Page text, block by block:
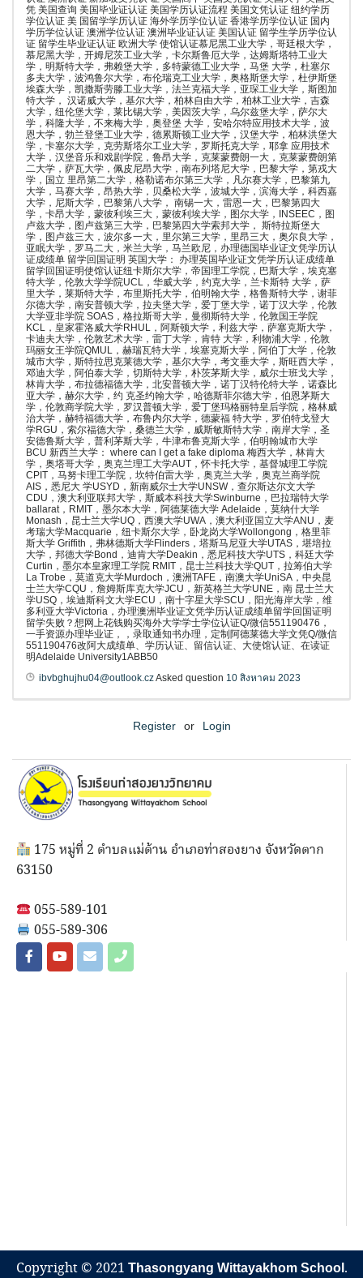
凭 美国查询 美国毕业证认证 美国学历认证流程 美国文凭认证 纽约学历
学位认证 美 国留学学历认证 海外学历学位认证 香港学历学位认证 国内
学历学位认证 澳洲学位认证 澳洲毕业证认证 美国认证 留学生学历学位认
证 留学生毕业证认证 欧洲大学 使馆认证慕尼黑工业大学，哥廷根大学，
慕尼黑大学，开姆尼茨工业大学，卡尔斯鲁厄大学，达姆斯塔特工业大
学，明斯特大学，弗赖堡大学，多特蒙德工业大学，马堡 大学，杜塞尔
多夫大学，波鸿鲁尔大学，布伦瑞克工业大学，奥格斯堡大学，杜伊斯堡
埃森大学，凯撒斯劳滕工业大学，法兰克福大学，亚琛工业大学，斯图加
特大学， 汉诺威大学，基尔大学，柏林自由大学，柏林工业大学，吉森
大学，纽伦堡大学，莱比锡大学，美因茨大学，乌尔兹堡大学，萨尔大
学，科隆大学，不来梅大学，奥登堡 大学，安哈尔特应用技术大学，波
恩大学，勃兰登堡工业大学，德累斯顿工业大学，汉堡大学，柏林洪堡大
学，卡塞尔大学，克劳斯塔尔工业大学，罗斯托克大学，耶拿 应用技术
大学，汉堡音乐和戏剧学院，鲁昂大学，克莱蒙费朗一大，克莱蒙费朗第
二大学，萨瓦大学，佩皮尼昂大学，南布列塔尼大学，巴黎大学，第戎大
学，国立 里昂第二大学，格勒诺布尔第三大学，凡尔赛大学，巴黎第九
大学，马赛大学，昂热大学，贝桑松大学，波城大学，滨海大学，科西嘉
大学，尼斯大学，巴黎第八大学， 南锡一大，雷恩一大，巴黎第四大
学，卡昂大学，蒙彼利埃三大，蒙彼利埃大学，图尔大学，INSEEC，图
卢兹大学，图卢兹第三大学，巴黎第四大学索邦大学， 斯特拉斯堡大
学，图卢兹三大，波尔多一大，里尔第三大学，里昂三大，奥尔良大学，
亚眠大学，罗马二大，米兰大学，马兰欧尼，办理德国毕业证文凭学历认
证成绩单 留学回国证明 英国大学： 办理英国毕业证文凭学历认证成绩单
留学回国证明使馆认证纽卡斯尔大学，帝国理工学院，巴斯大学，埃克塞
特大学，伦敦大学学院UCL，华威大学，约克大学，兰卡斯特 大学，萨
里大学，莱斯特大学，布里斯托大学，伯明翰大学，格鲁斯特大学，谢菲
尔德大学，南安普顿大学，拉夫堡大学，爱丁堡大学，诺丁汉大学，伦敦
大学亚非学院 SOAS，格拉斯哥大学，曼彻斯特大学，伦敦国王学院
KCL，皇家霍洛威大学RHUL，阿斯顿大学，利兹大学，萨塞克斯大学，
卡迪夫大学，伦敦艺术大学，雷丁大学，肯特 大学，利物浦大学，伦敦
玛丽女王学院QMUL，赫瑞瓦特大学，埃塞克斯大学，阿伯丁大学，伦敦
城市大学，斯特拉思克莱德大学，基尔大学，考文垂大学，斯旺西大学，
邓迪大学，阿伯泰大学，切斯特大学，朴茨茅斯大学，威尔士班戈大学，
林肯大学，布拉德福德大学，北安普顿大学，诺丁汉特伦特大学，诺森比
亚大学，赫尔大学，约 克圣约翰大学，哈德斯菲尔德大学，伯恩茅斯大
学，伦敦商学院大学，罗汉普顿大学，爱丁堡玛格丽特皇后学院，格林威
治大学，赫特福德大学，布鲁内尔大学，德蒙福 特大学，罗伯特戈登大
学RGU，索尔福德大学，桑德兰大学，威斯敏斯特大学，南岸大学，圣
安德鲁斯大学，普利茅斯大学，牛津布鲁克斯大学，伯明翰城市大学
BCU 新西兰大学： where can I get a fake diploma 梅西大学，林肯大
学，奥塔哥大学，奥克兰理工大学AUT，怀卡托大学，基督城理工学院
CPIT，马努卡理工学院，坎特伯雷大学，奥克兰大学，奥克兰商学院
AIS，悉尼大 学USYD，新南威尔士大学UNSW，查尔斯达尔文大学
CDU，澳大利亚联邦大学，斯威本科技大学Swinburne，巴拉瑞特大学
ballarat，RMIT，墨尔本大学，阿德莱德大学 Adelaide，莫纳什大学
Monash，昆士兰大学UQ，西澳大学UWA，澳大利亚国立大学ANU，麦
考瑞大学Macquarie，纽卡斯尔大学，卧龙岗大学Wollongong，格里菲
斯大学 Griffith，弗林德斯大学Flinders，塔斯马尼亚大学UTAS，堪培拉
大学，邦德大学Bond，迪肯大学Deakin，悉尼科技大学UTS，科廷大学
Curtin，墨尔本皇家理工学院 RMIT，昆士兰科技大学QUT，拉筹伯大学
La Trobe，莫道克大学Murdoch，澳洲TAFE，南澳大学UniSA，中央昆
士兰大学CQU，詹姆斯库克大学JCU，新英格兰大学UNE，南 昆士兰大
学USQ，埃迪斯科文大学ECU，南十字星大学SCU，阳光海岸大学，维
多利亚大学Victoria，办理澳洲毕业证文凭学历认证成绩单留学回国证明
留学失败？想网上花钱购买海外大学学士学位认证Q/微信551190476，
一手资源办理毕业证，，录取通知书办理，定制阿德莱德大学文凭Q/微信
551190476改阿大成绩单、学历认证、留信认证、大使馆认证、在读证
明Adelaide University1ABB50
ibvbghujhu04@outlook.czAsked question 10 สิงหาคม 2023
Register or Login
175 หมู่ที่ 2 ตำบลแม่ต้าน อำเภอท่าสองยาง จังหวัดตาก
63150
055-589-101
055-589-306
Copyright © 2021 Thasongyang Wittayakhom School.